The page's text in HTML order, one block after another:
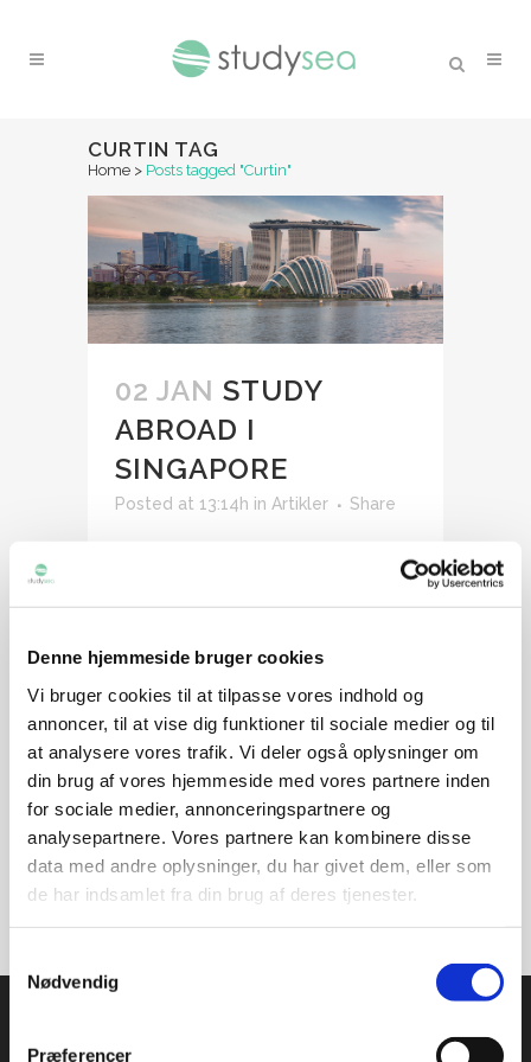
Denne hjemmeside bruger cookies
Vi bruger cookies til at tilpasse vores indhold og
annoncer, til at vise dig funktioner til sociale medier og til
at analysere vores trafik. Vi deler også oplysninger om
din brug af vores hjemmeside med vores partnere inden
for sociale medier, annonceringspartnere og
analysepartnere. Vores partnere kan kombinere disse
data med andre oplysninger, du har givet dem, eller som
de har indsamlet fra din brug af deres tjenester.
Nødvendig
Præferencer
CURTIN TAG
Home > Posts tagged "Curtin"
02 JAN STUDY
ABROAD I
SINGAPORE
Posted at 13:14h in Artikler Share
studerer på Curtin University i
året og Studysea kan gratis hjælpe dig
med ansøgningen. Er du til storby,
shopping, glamour, tropisk klima og...
READ MORE